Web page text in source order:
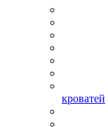
кроватей